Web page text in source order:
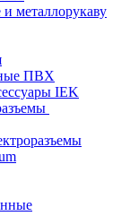
металлорукаву
ПВХ
IEK